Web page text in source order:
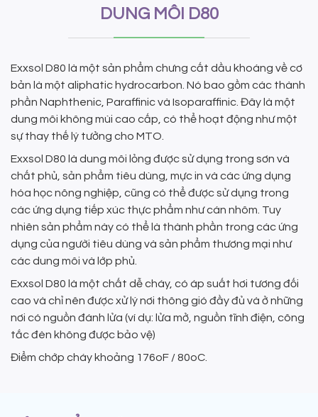
DUNG MÔI D80
Exxsol D80 là một sản phẩm chưng cất dầu khoáng về cơ
bản là một aliphatic hydrocarbon. Nó bao gồm các thành
phần Naphthenic, Paraffinic và Isoparaffinic. Đây là một
dung môi không mùi cao cấp, có thể hoạt động như một
sự thay thế lý tưởng cho MTO.
Exxsol D80 là dung môi lỏng được sử dụng trong sơn và
chất phủ, sản phẩm tiêu dùng, mực in và các ứng dụng
hóa học nông nghiệp, cũng có thể được sử dụng trong
các ứng dụng tiếp xúc thực phẩm như cán nhôm. Tuy
nhiên sản phẩm này có thể là thành phần trong các ứng
dụng của người tiêu dùng và sản phẩm thương mại như
các dung môi và lớp phủ.
Exxsol D80 là một chất dễ cháy, có áp suất hơi tương đối
cao và chỉ nên được xử lý nơi thông gió đầy đủ và ở những
nơi có nguồn đánh lửa (ví dụ: lửa mở, nguồn tĩnh điện, công
tắc đèn không được bảo vệ)
Điểm chớp cháy khoảng 176oF / 80oC.